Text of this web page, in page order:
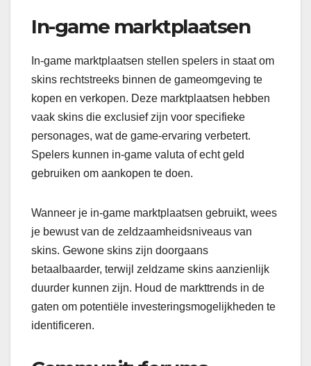
In-game marktplaatsen
In-game marktplaatsen stellen spelers in staat om
skins rechtstreeks binnen de gameomgeving te
kopen en verkopen. Deze marktplaatsen hebben
vaak skins die exclusief zijn voor specifieke
personages, wat de game-ervaring verbetert.
Spelers kunnen in-game valuta of echt geld
gebruiken om aankopen te doen.
Wanneer je in-game marktplaatsen gebruikt, wees
je bewust van de zeldzaamheidsniveaus van
skins. Gewone skins zijn doorgaans
betaalbaarder, terwijl zeldzame skins aanzienlijk
duurder kunnen zijn. Houd de markttrends in de
gaten om potentiële investeringsmogelijkheden te
identificeren.